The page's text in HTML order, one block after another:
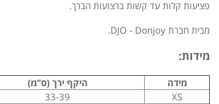
פציעות קלות עד קשות ברצועות הברך.
מבית חברת DJO - Donjoy.
מידות:
מידה היקף ירך (ס"מ)
XS
33-39